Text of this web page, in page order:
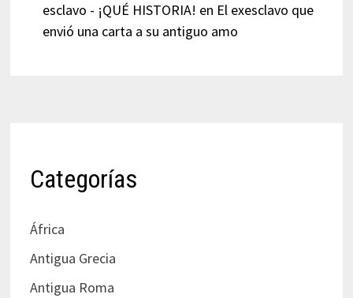
esclavo - ¡QUÉ HISTORIA! en El exesclavo que
envió una carta a su antiguo amo
Categorías
África
Antigua Grecia
Antigua Roma